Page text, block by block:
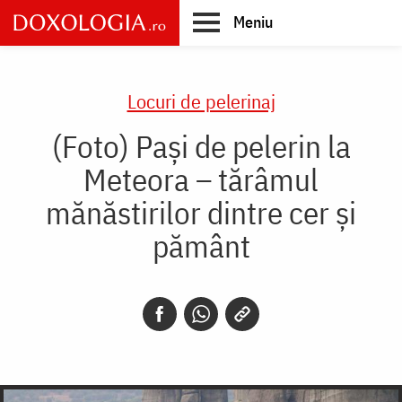
Skip
to
main
Meniu
Locuri de pelerinaj
(Foto) Pași de pelerin la
Meteora – tărâmul
mănăstirilor dintre cer și
pământ